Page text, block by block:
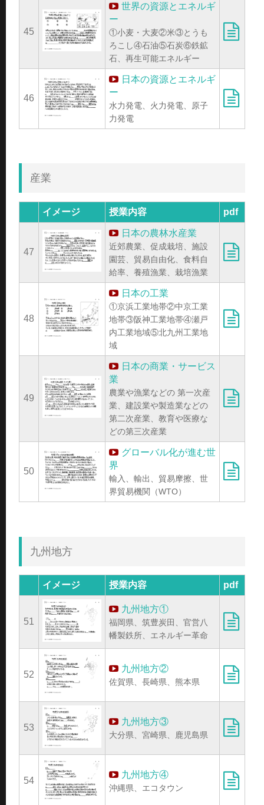
45
世界の資源とエネルギ
ー
①小麦・大麦②米③とうも
ろこし④石油⑤石炭⑥鉄鉱
石、再生可能エネルギー
46
日本の資源とエネルギ
ー
水力発電、火力発電、原子
力発電
産業
イメージ 授業内容 pdf
47
日本の農林水産業
近郊農業、促成栽培、施設
園芸、貿易自由化、食料自
給率、養殖漁業、栽培漁業
48
日本の工業
①京浜工業地帯②中京工業
地帯③阪神工業地帯④瀬戸
内工業地域⑤北九州工業地
域
49
日本の商業・サービス
業
農業や漁業などの 第一次産
業、建設業や製造業などの
第二次産業、教育や医療な
どの第三次産業
50
グローバル化が進む世
界
輸入、輸出、貿易摩擦、世
界貿易機関（WTO）
九州地方
イメージ 授業内容 pdf
51
九州地方①
福岡県、筑豊炭田、官営八
幡製鉄所、エネルギー革命
52
九州地方②
佐賀県、長崎県、熊本県
53
九州地方③
大分県、宮崎県、鹿児島県
54
九州地方④
沖縄県、エコタウン